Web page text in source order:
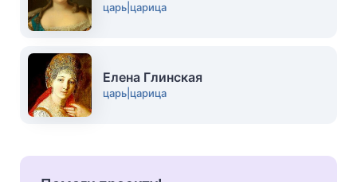
царь|царица
Елена Глинская
царь|царица